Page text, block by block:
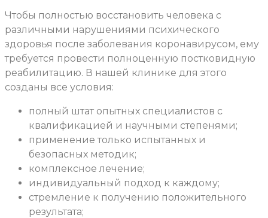
Чтобы полностью восстановить человека с
различными нарушениями психического
здоровья после заболевания коронавирусом, ему
требуется провести полноценную постковидную
реабилитацию. В нашей клинике для этого
созданы все условия:
полный штат опытных специалистов с
квалификацией и научными степенями;
применение только испытанных и
безопасных методик;
комплексное лечение;
индивидуальный подход к каждому;
стремление к получению положительного
результата;